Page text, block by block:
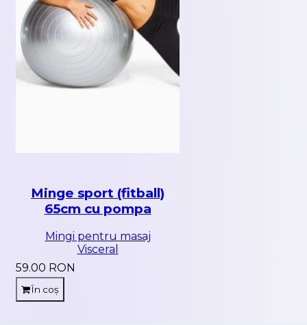
Minge sport (fitball)
65cm cu pompa
Mingi pentru masaj
Visceral
59.00 RON
În coș